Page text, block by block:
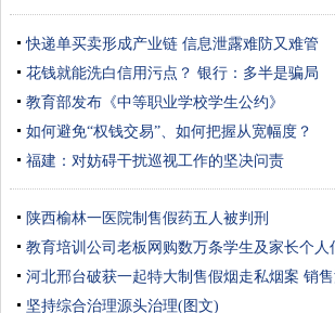
快递单买卖形成产业链 信息泄露难防又难管
花钱就能洗白信用污点？ 银行：多半是骗局
教育部发布《中等职业学校学生公约》
如何避免“权钱交易”、如何把握从宽幅度？
福建：对妨碍干扰巡视工作的坚决问责
陕西榆林一医院制售假药五人被判刑
教育培训公司老板网购数万条学生及家长个人
河北邢台破获一起特大制售假烟走私烟案 销
坚持综合治理源头治理(图文)